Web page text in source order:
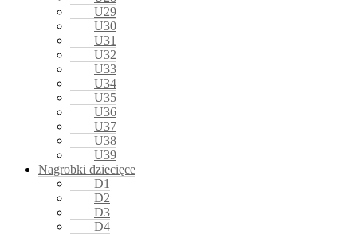
U29
U30
U31
U32
U33
U34
U35
U36
U37
U38
U39
Nagrobki dziecięce
D1
D2
D3
D4